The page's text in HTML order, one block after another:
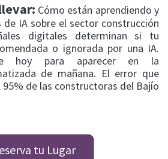
Cómo están aprendiendo y
IA sobre el sector construcción
digitales determinan si tu
o ignorada por una IA.
hoy para aparecer en la
de mañana. El error que
de las constructoras del Bajío
tu Lugar